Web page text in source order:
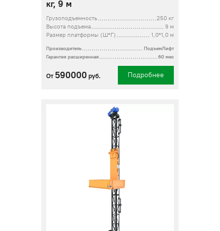
кг, 9 м
Грузоподъемность
250 кг
Высота подъема
9 м
Размер платформы (Ш*Г)
1,0*1,0 м
Производитель
ПодъемЛифт
Гарантия расширенная
60 мес
От 590000 руб. Подробнее